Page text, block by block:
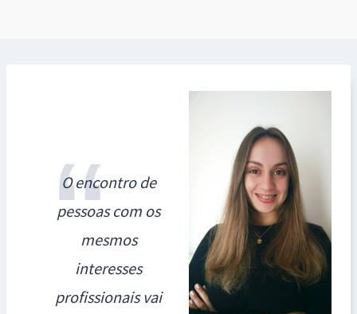
O encontro de
pessoas com os
mesmos
interesses
profissionais vai